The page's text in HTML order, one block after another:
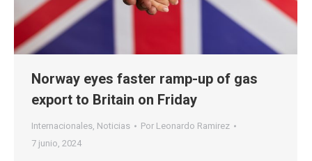
Norway eyes faster ramp-up of gas
export to Britain on Friday
Internacionales, Noticias Por Leonardo Ramirez
7 junio, 2024